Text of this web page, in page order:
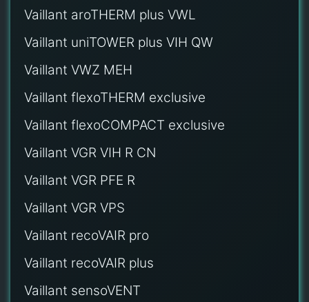
Vaillant aroTHERM plus VWL
Vaillant uniTOWER plus VIH QW
Vaillant VWZ MEH
Vaillant flexoTHERM exclusive
Vaillant flexoCOMPACT exclusive
Vaillant VGR VIH R CN
Vaillant VGR PFE R
Vaillant VGR VPS
Vaillant recoVAIR pro
Vaillant recoVAIR plus
Vaillant sensoVENT